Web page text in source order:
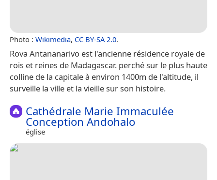
Photo : Wikimedia, CC BY-SA 2.0.
Rova Antananarivo est l'ancienne résidence royale de
rois et reines de Madagascar. perché sur le plus haute
colline de la capitale à environ 1400m de l'altitude, il
surveille la ville et la vieille sur son histoire.
Cathédrale Marie Immaculée
Conception Andohalo
église